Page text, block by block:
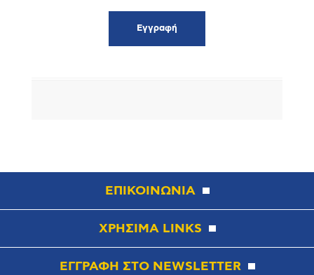
ΕΠΙΚΟΙΝΩΝΙΑ
ΧΡΗΣΙΜΑ LINKS
ΕΓΓΡΑΦΗ ΣΤΟ NEWSLETTER